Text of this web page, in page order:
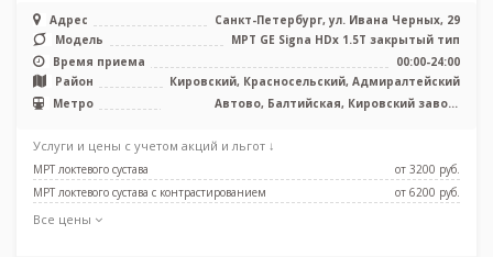
Адрес
Санкт-Петербург, ул. Ивана Черных, 29
Модель
МРТ GE Signa HDx 1.5T закрытый тип
Время приема
00:00-24:00
Район
Кировский, Красносельский, Адмиралтейский
Метро
Автово, Балтийская, Кировский завод,
Услуги и цены с учетом акций и льгот ↓
МРТ локтевого сустава
от 3200 pуб.
МРТ локтевого сустава с контрастированием
от 6200 pуб.
Все цены